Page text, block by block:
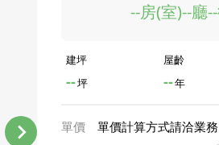
--房(室)--廳
建坪
--坪
屋齡
--年
單價
單價計算方式請洽業務